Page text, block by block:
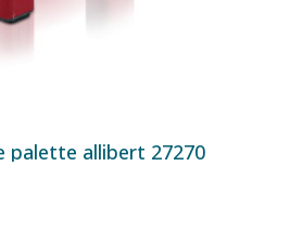
palette allibert 27270